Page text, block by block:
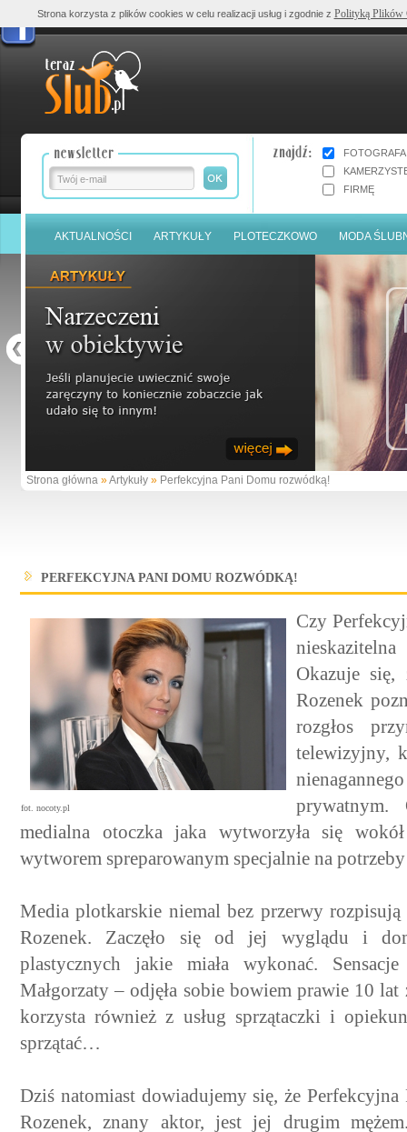
FOTOGRAFA
FIRMĘ
AKTUALNOŚCI ARTYKUŁY PLOTECZKOWO MODA
Strona główna »Artykuły » Perfekcyjna Pani Domu rozwódką!
PERFEKCYJNA PANI DOMU ROZWÓDKĄ!
fot. nocoty.pl
Czy
Okazuje
Rozenek
rozgłos
telewizyjny,
prywatnym.
medialna otoczka jaka wytworzyła się
wytworem spreparowanym specjalnie na
Media plotkarskie niemal bez przerwy rozpisują
Rozenek. Zaczęło się od jej wyglądu i
plastycznych jakie miała wykonać.
Małgorzaty – odjęła sobie bowiem prawie 10
korzysta również z usług sprzątaczki i
sprzątać…
Dziś natomiast dowiadujemy się, że
Rozenek, znany aktor, jest jej drugim mężem.
Strona korzysta z plików cookies w celu realizacji usług i zgodnie z Polityką Plików